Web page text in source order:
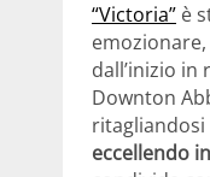
“Victoria” è
dall’inizio
Downton
ritagliandosi
eccellendo